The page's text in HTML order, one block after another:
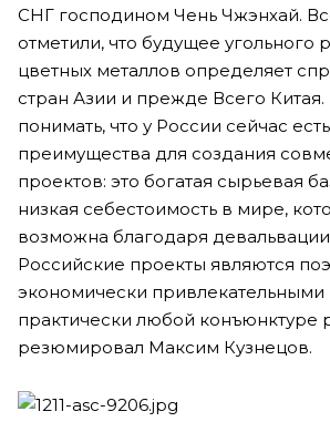
СНГ господином Чень Чжэнхай.
отметили, что будущее угольного
цветных металлов определяет
стран Азии и прежде Всего
понимать, что у России сейчас
преимущества для создания
проектов: это богатая сырьевая
низкая себестоимость в мире,
возможна благодаря девальвации
Российские проекты являются
экономически привлекательными
практически любой конъюнктуре
резюмировал Максим Кузнецов.